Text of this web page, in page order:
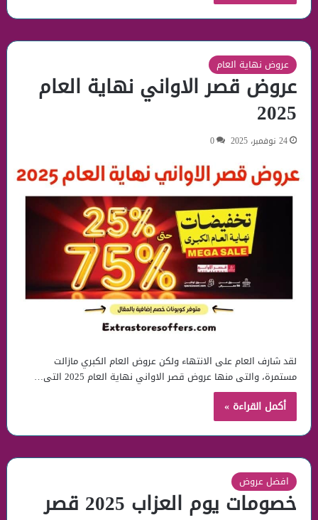
عروض نهاية العام
عروض قصر الاواني نهاية العام
2025
24 نوفمبر، 2025 0
لقد شارف العام على الانتهاء ولكن عروض العام الكبري مازالت
مستمرة، والتى منها عروض قصر الاواني نهاية العام 2025 التى…
أكمل القراءة »
افضل عروض
خصومات يوم العزاب 2025 قصر